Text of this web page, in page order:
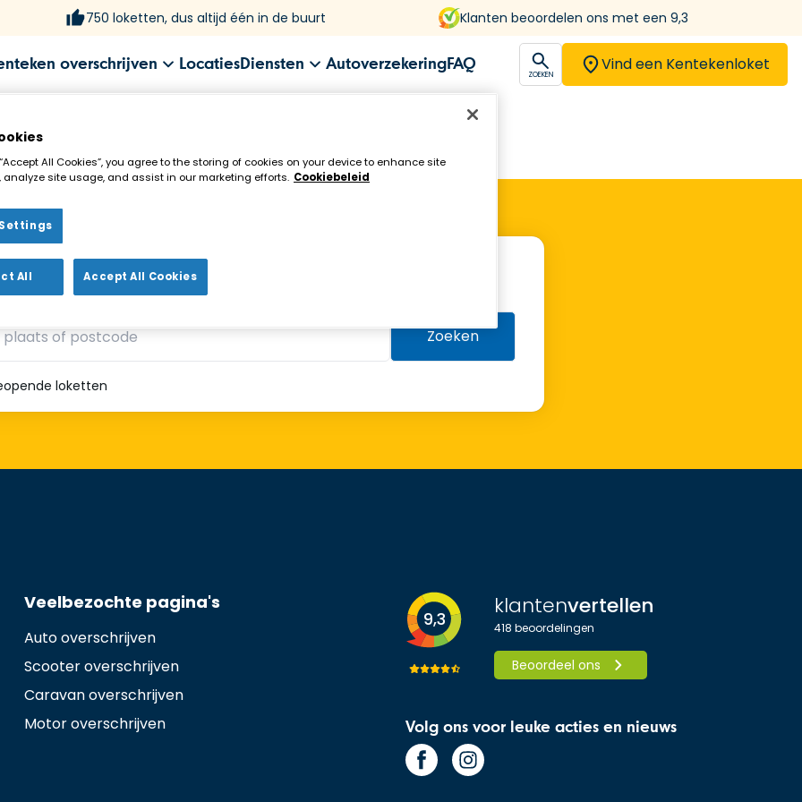
750 loketten, dus altijd één in de buurt Klanten beoordelen ons met een 9,3
overschrijven LocatiesDiensten AutoverzekeringFAQ open
ZOEKEN
Vind een Kentekenloket
in de buurt!
Zoeken
loketten
Veelbezochte pagina's
Auto overschrijven
Scooter overschrijven
Caravan overschrijven
Motor overschrijven
9,3 klantenvertellen
418 beoordelingen
Beoordeel ons
Volg ons voor leuke acties en nieuws
All Cookies”, you agree to the storing of cookies on your device to enhance site
site usage, and assist in our marketing efforts. Cookiebeleid
All Accept All Cookies